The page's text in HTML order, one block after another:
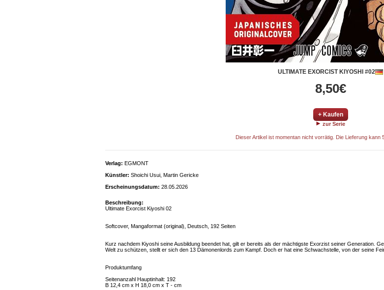
ULTIMATE EXORCIST KIYOSHI #02
8,50€
+ Kaufen
zur Serie
Dieser Artikel ist momentan nicht vorrätig. Die Lieferung kann
Verlag: EGMONT
Künstler: Shoichi Usui, Martin Gericke
Erscheinungsdatum: 28.05.2026
Beschreibung:
Ultimate Exorcist Kiyoshi 02
Softcover, Mangaformat (original), Deutsch, 192 Seiten
Kurz nachdem Kiyoshi seine Ausbildung beendet hat, gilt er bereits als der mächtigste Exorzist seiner Generation.
Welt zu schützen, stellt er sich den 13 Dämonenlords zum Kampf. Doch er hat eine Schwachstelle, von der seine
Produktumfang
Seitenanzahl Hauptinhalt: 192
B 12,4 cm x H 18,0 cm x T - cm